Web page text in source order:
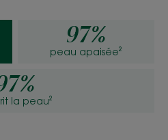
d’eau de bambou, de lotus
satisfaction — test de satisfaction sur
97%
peau apaisée²
la peau²